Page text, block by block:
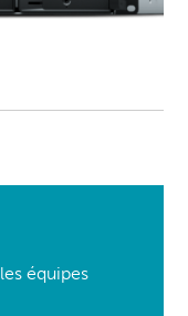
équipes